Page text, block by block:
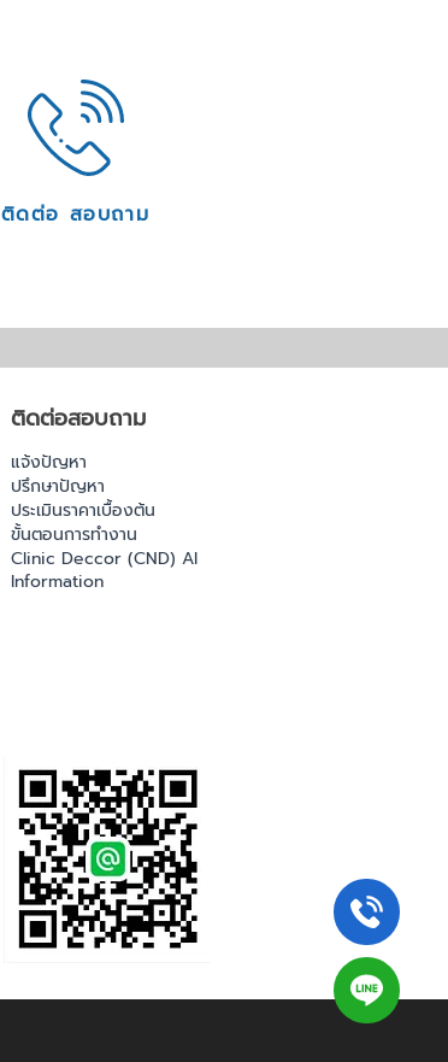
ติดต่อ สอบถาม
ติดต่อสอบถาม
แจ้งปัญหา
ปรึกษาปัญหา
ประเมินราคาเบื้องต้น
ขั้นตอนการทำงาน
Clinic Deccor (CND) AI
Information